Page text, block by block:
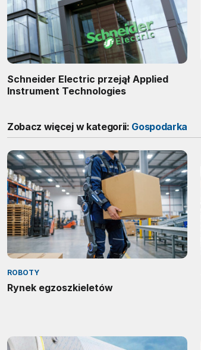
Schneider Electric przejął Applied
Instrument Technologies
Zobacz więcej w kategorii: Gospodarka
ROBOTY
Rynek egzoszkieletów